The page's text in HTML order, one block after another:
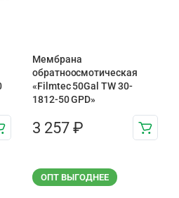
Мембрана
обратноосмотическая
«Filmtec 50Gal TW 30-
1812-50 GPD»
3 257 ₽
ОПТ ВЫГОДНЕЕ